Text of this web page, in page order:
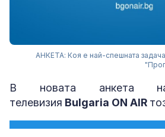
АНКЕТА: Коя е най-спешната
В новата анкета
телевизия Bulgaria ON AIR